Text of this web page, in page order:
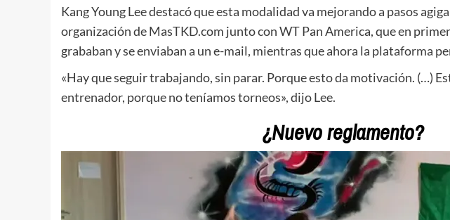
Kang Young Lee destacó que esta modalidad va mejorando a pasos
organización de MasTKD.com junto con WT Pan America, que en
grababan y se enviaban a un e-mail, mientras que ahora la plataforma
«Hay que seguir trabajando, sin parar. Porque esto da motivación. (…)
entrenador, porque no teníamos torneos», dijo Lee.
¿Nuevo reglamento?